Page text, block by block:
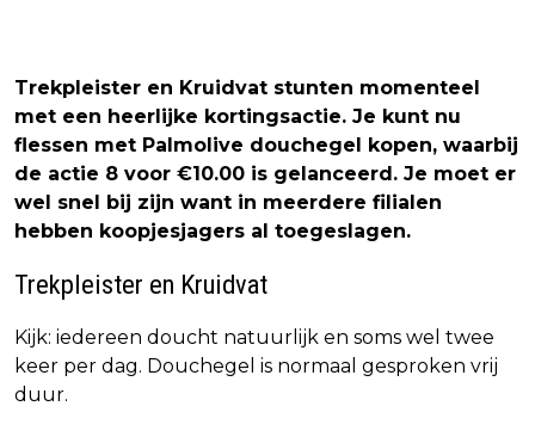
Trekpleister en Kruidvat stunten momenteel
met een heerlijke kortingsactie. Je kunt nu
flessen met Palmolive douchegel kopen, waarbij
de actie 8 voor €10.00 is gelanceerd. Je moet er
wel snel bij zijn want in meerdere filialen
hebben koopjesjagers al toegeslagen.
Trekpleister en Kruidvat
Kijk: iedereen doucht natuurlijk en soms wel twee
keer per dag. Douchegel is normaal gesproken vrij
duur.